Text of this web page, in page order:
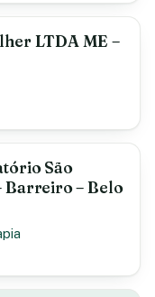
LTDA ME –
São
Barreiro – Belo